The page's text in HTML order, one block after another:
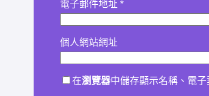
電子郵件地址 *
個人網站網址
在瀏覽器中儲存顯示名稱、電